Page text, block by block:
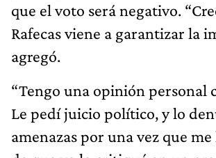
que el voto será negativo.
Rafecas viene a garantizar la
agregó.
“Tengo una opinión personal
Le pedí juicio político, y lo
amenazas por una vez que